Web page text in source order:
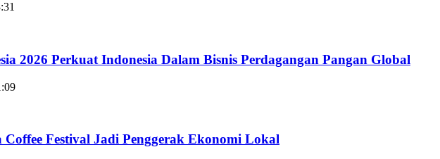
2026 Perkuat Indonesia Dalam Bisnis Perdagangan Pangan Global
Coffee Festival Jadi Penggerak Ekonomi Lokal